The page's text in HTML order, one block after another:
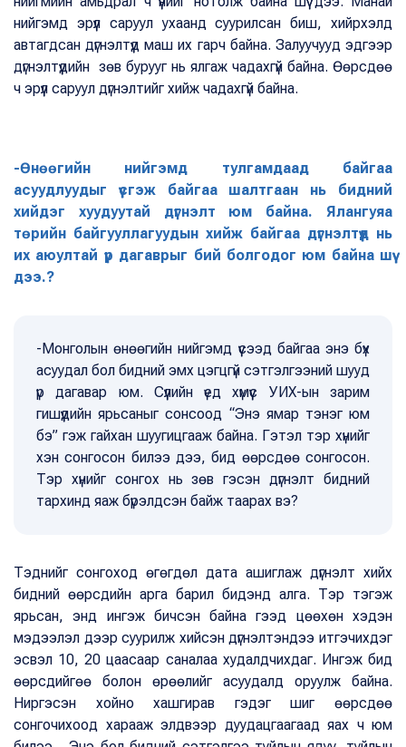
нийгэмд эрүүл саруул ухаанд суурилсан биш, хийрхэлд
автагдсан дүгнэлтүүд маш их гарч байна. Залуучууд эдгээр
дүгнэлтүүдийн зөв бурууг нь ялгаж чадахгүй байна. Өөрсдөө
ч эрүүл саруул дүгнэлтийг хийж чадахгүй байна.
-Өнөөгийн нийгэмд тулгамдаад байгаа
асуудлуудыг үүсгэж байгаа шалтгаан нь бидний
хийдэг хуудуутай дүгнэлт юм байна. Ялангуяа
төрийн байгууллагуудын хийж байгаа дүгнэлтүүд нь
их аюултай үр дагаврыг бий болгодог юм байна шүү
дээ.?
-Монголын өнөөгийн нийгэмд үүсээд байгаа энэ бүх
асуудал бол бидний эмх цэгцгүй сэтгэлгээний шууд
үр дагавар юм. Сүүлийн үед хүмүүс УИХ-ын зарим
гишүүдийн ярьсаныг сонсоод “Энэ ямар тэнэг юм
бэ” гэж гайхан шуугицгааж байна. Гэтэл тэр хүнийг
хэн сонгосон билээ дээ, бид өөрсдөө сонгосон.
Тэр хүнийг сонгох нь зөв гэсэн дүгнэлт бидний
тархинд яаж бүрэлдсэн байж таарах вэ?
Тэднийг сонгоход өгөгдөл дата ашиглаж дүгнэлт хийх
бидний өөрсдийн арга барил бидэнд алга. Тэр тэгэж
ярьсан, энд ингэж бичсэн байна гээд цөөхөн хэдэн
мэдээлэл дээр суурилж хийсэн дүгнэлтэндээ итгэчихдэг
эсвэл 10, 20 цаасаар саналаа худалдчихдаг. Ингэж бид
өөрсдийгөө болон өрөөлийг асуудалд оруулж байна.
Ниргэсэн хойно хашгирав гэдэг шиг өөрсдөө
сонгочихоод харааж элдвээр дуудацгаагаад яах ч юм